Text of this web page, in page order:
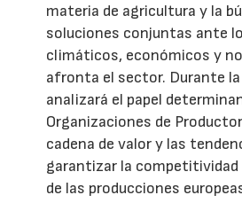
materia de agricultura y la
soluciones conjuntas ante
climáticos, económicos y
afronta el sector. Durante la
analizará el papel
Organizaciones de
cadena de valor y las
garantizar la
de las producciones